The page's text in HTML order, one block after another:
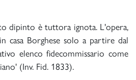
dipinto è tuttora ignota. L'opera,
casa Borghese solo a partire dal
elenco fidecommissario come
(Inv. Fid. 1833).